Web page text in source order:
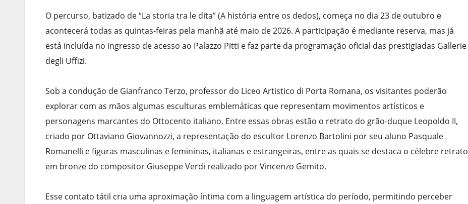
O percurso, batizado de “La storia tra le dita” (A história entre os dedos), começa no dia 23 de outubro e
acontecerá todas as quintas-feiras pela manhã até maio de 2026. A participação é mediante reserva, mas já
está incluída no ingresso de acesso ao Palazzo Pitti e faz parte da programação oficial das prestigiadas Gallerie
degli Uffizi.
Sob a condução de Gianfranco Terzo, professor do Liceo Artistico di Porta Romana, os visitantes poderão
explorar com as mãos algumas esculturas emblemáticas que representam movimentos artísticos e
personagens marcantes do Ottocento italiano. Entre essas obras estão o retrato do grão-duque Leopoldo II,
criado por Ottaviano Giovannozzi, a representação do escultor Lorenzo Bartolini por seu aluno Pasquale
Romanelli e figuras masculinas e femininas, italianas e estrangeiras, entre as quais se destaca o célebre retrato
em bronze do compositor Giuseppe Verdi realizado por Vincenzo Gemito.
Esse contato tátil cria uma aproximação íntima com a linguagem artística do período, permitindo perceber